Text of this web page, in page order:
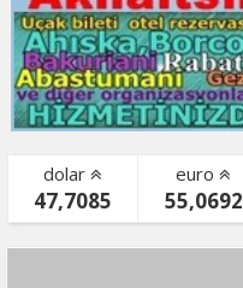
dolar
47,7085
euro
55,0692
bist color-